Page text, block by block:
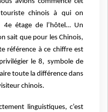
chinois à qui on
4e étage de l’hôtel… Un
sait que pour les Chinois,
référence à ce chiffre est
le 8, symbole de
toute la différence dans
chinois.
linguistiques, c’est